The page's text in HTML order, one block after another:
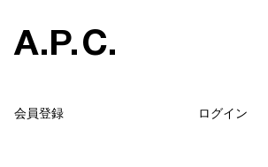
A.P.C.
会員登録 ログイン